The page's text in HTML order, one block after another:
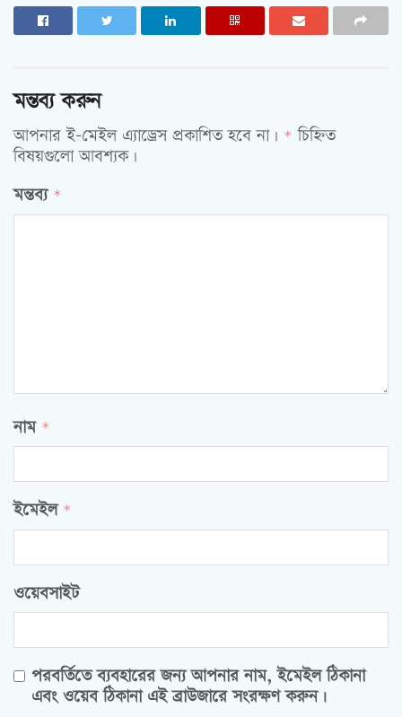
মন্তব্য করুন
আপনার ই-মেইল এ্যাড্রেস প্রকাশিত হবে না। * চিহ্নিত
বিষয়গুলো আবশ্যক।
মন্তব্য *
নাম *
ইমেইল *
ওয়েবসাইট
পরবর্তিতে ব্যবহারের জন্য আপনার নাম, ইমেইল ঠিকানা
এবং ওয়েব ঠিকানা এই ব্রাউজারে সংরক্ষণ করুন।